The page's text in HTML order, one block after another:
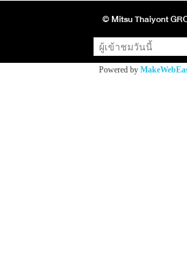
© Mitsu Thaiyont
ผู้เข้าชมวันนี้
Powered by